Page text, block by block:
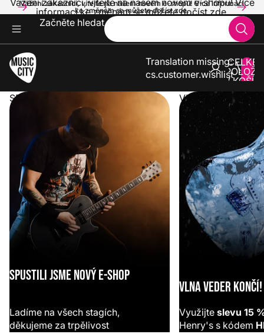
Vážení zákazníci, vítejte na našem novém e-shopu! Více informací
ke změnám se můžete dočíst zde.
Vážení zákazníci, vítejte na našem novém e-shopu! Více
informací ke změnám se můžete dočíst zde.
Začněte hledat
Translation missing:
cs.customer.wishlist
V
0
SPUSTILI JSME NOVÝ E-SHOP
SPUSTILI JSME NOVÝ E-SHOP
Ladíme na všech stagích,
děkujeme za trpělivost
VLNA VEDER
VLNA VEDER KONČÍ!
Využijte slevu 15
Henry's s kódem